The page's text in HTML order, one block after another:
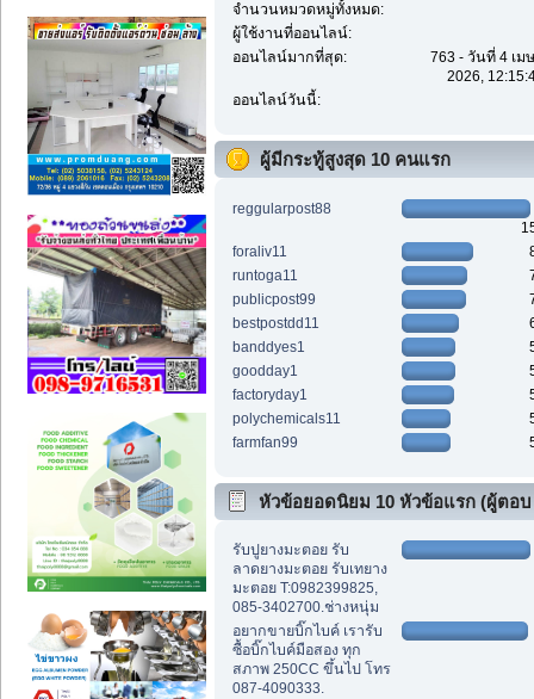
จำนวนหมวดหมู่ทั้งหมด:
ผู้ใช้งานที่ออนไลน์:
ออนไลน์มากที่สุด:
763 - วันที่ 4 เม
2026,
ออนไลน์วันนี้:
ผู้มีกระทู้สูงสุด 10 คนแรก
reggularpost88
foraliv11
runtoga11
publicpost99
bestpostdd11
banddyes1
goodday1
factoryday1
polychemicals11
farmfan99
หัวข้อยอดนิยม 10 หัวข้อแรก (ผู้ตอบ
สูงสุด)
รับปูยางมะตอย รับ
ลาดยางมะตอย รับเทยาง
มะตอย T:0982399825,
085-3402700.ช่างหนุ่ม
อยากขายบิ๊กไบค์ เรารับ
ซื้อบิ๊กไบค์มือสอง ทุก
สภาพ 250CC ขึ้นไป โทร
087-4090333.